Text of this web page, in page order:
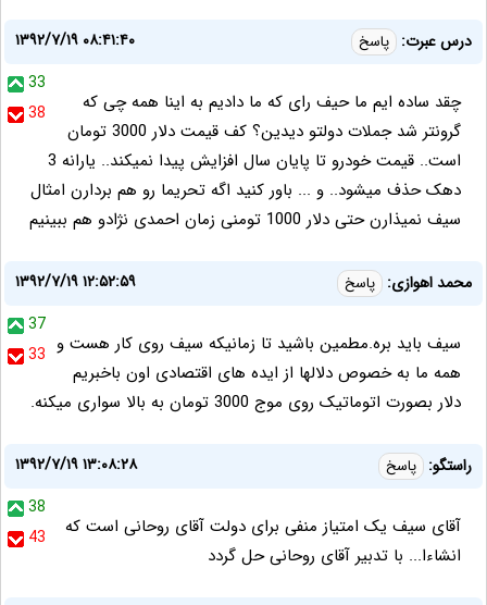
درس عبرت: پاسخ
۱۳۹۲/۷/۱۹ ۰۸:۴۱:۴۰
33
38
چقد ساده ایم ما حیف رای که ما دادیم به اینا همه چی که
گرونتر شد جملات دولتو دیدین؟ کف قیمت دلار 3000 تومان
است.. قیمت خودرو تا پایان سال افزایش پیدا نمیکند.. یارانه 3
دهک حذف میشود.. و ... باور کنید اگه تحریما رو هم بردارن امثال
سیف نمیذارن حتی دلار 1000 تومنی زمان احمدی نژادو هم ببینیم
محمد اهوازی: پاسخ
۱۳۹۲/۷/۱۹ ۱۲:۵۲:۵۹
37
33 سیف باید بره.مطمین باشید تا زمانیکه سیف روی کار هست و
همه ما به خصوص دلالها از ایده های اقتصادی اون باخبریم
دلار بصورت اتوماتیک روی موج 3000 تومان به بالا سواری میکنه.
راستگو: پاسخ
۱۳۹۲/۷/۱۹ ۱۳:۰۸:۲۸
38
43
آقای سیف یک امتیاز منفی برای دولت آقای روحانی است که
انشاءا... با تدبیر آقای روحانی حل گردد